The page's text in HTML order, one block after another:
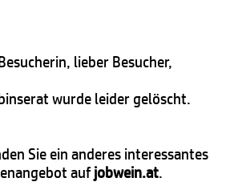
lieber Besucher,
wurde leider gelöscht.
Sie ein anderes interessantes
aufjobwein.at.